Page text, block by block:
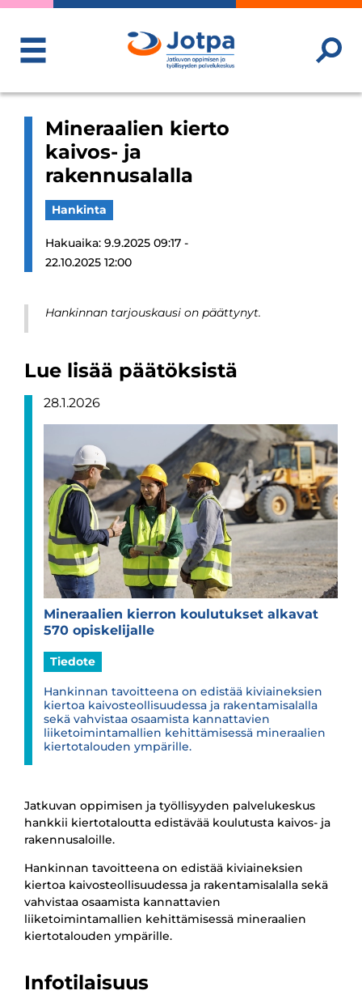
ToggleMenu
Mineraalien kierto
kaivos- ja
rakennusalalla
Hankinta
Hakuaika: 9.9.2025 09:17 -
22.10.2025 12:00
Hankinnan tarjouskausi on päättynyt.
Lue lisää päätöksistä
28.1.2026
Mine­raa­lien kier­ron kou­lu­tuk­set alka­vat
570 opis­ke­li­jalle
Tiedote
Hankinnan tavoitteena on edistää kiviaineksien
kiertoa kaivosteollisuudessa ja rakentamisalalla
sekä vahvistaa osaamista kannattavien
liiketoimintamallien kehittämisessä mineraalien
kiertotalouden ympärille.
Jatkuvan oppimisen ja työllisyyden palvelukeskus
hankkii kiertotaloutta edistävää koulutusta kaivos- ja
rakennusaloille.
Hankinnan tavoitteena on edistää kiviaineksien
kiertoa kaivosteollisuudessa ja rakentamisalalla sekä
vahvistaa osaamista kannattavien
liiketoimintamallien kehittämisessä mineraalien
kiertotalouden ympärille.
Infotilaisuus